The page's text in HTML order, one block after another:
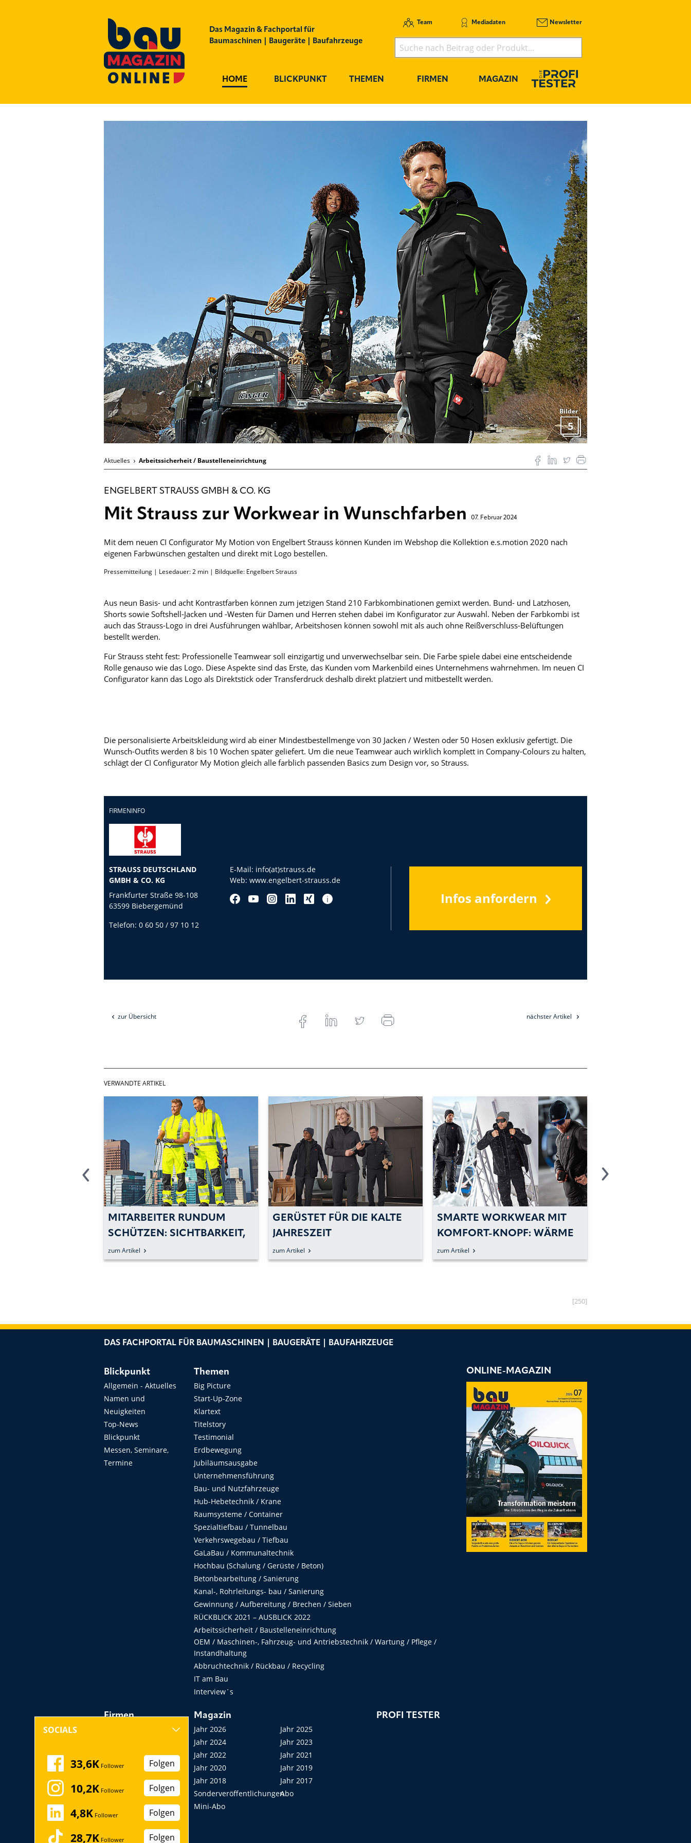
Das Magazin & Fachportal für
Baumaschinen | Baugeräte | Baufahrzeuge
Team Mediadaten Newsletter
HOME BLICKPUNKT THEMEN FIRMEN MAGAZIN
Bilder
5
Aktuelles Arbeitssicherheit / Baustelleneinrichtung
ENGELBERT STRAUSS GMBH & CO. KG
Mit Strauss zur Workwear in Wunschfarben 07. Februar 2024
Mit dem neuen CI Configurator My Motion von Engelbert Strauss können Kunden im Webshop die Kollektion e.s.motion 2020 nach
eigenen Farbwünschen gestalten und direkt mit Logo bestellen.
Pressemitteilung | Lesedauer:2 min | Bildquelle: Engelbert Strauss
Aus neun Basis- und acht Kontrastfarben können zum jetzigen Stand 210 Farbkombinationen gemixt werden. Bund- und Latzhosen,
Shorts sowie Softshell-Jacken und -Westen für Damen und Herren stehen dabei im Konfigurator zur Auswahl. Neben der Farbkombi ist
auch das Strauss-Logo in drei Ausführungen wählbar, Arbeitshosen können sowohl mit als auch ohne Reißverschluss-Belüftungen
bestellt werden.
Für Strauss steht fest: Professionelle Teamwear soll einzigartig und unverwechselbar sein. Die Farbe spiele dabei eine entscheidende
Rolle genauso wie das Logo. Diese Aspekte sind das Erste, das Kunden vom Markenbild eines Unternehmens wahrnehmen. Im neuen CI
Configurator kann das Logo als Direktstick oder Transferdruck deshalb direkt platziert und mitbestellt werden.
Die personalisierte Arbeitskleidung wird ab einer Mindestbestellmenge von 30 Jacken / Westen oder 50 Hosen exklusiv gefertigt. Die
Wunsch-Outfits werden 8 bis 10 Wochen später geliefert. Um die neue Teamwear auch wirklich komplett in Company-Colours zu halten,
schlägt der CI Configurator My Motion gleich alle farblich passenden Basics zum Design vor, so Strauss.
FIRMENINFO
STRAUSS DEUTSCHLAND
GMBH & CO. KG
Frankfurter Straße 98-108
63599 Biebergemünd
Telefon: 0 60 50 / 97 10 12
E-Mail: info(at)strauss.de
Web: www.engelbert-strauss.de
Infos anfordern
zur Übersicht nächster Artikel
VERWANDTE ARTIKEL
MITARBEITER RUNDUM
SCHÜTZEN: SICHTBARKEIT,
HITZE- UND UV-SCHUTZ
VEREINT
zum Artikel
GERÜSTET FÜR DIE KALTE
JAHRESZEIT
zum Artikel
SMARTE WORKWEAR MIT
KOMFORT-KNOPF: WÄRME
AN, KÄLTE AUS
zum Artikel
[250]
DAS FACHPORTAL FÜR BAUMASCHINEN | BAUGERÄTE | BAUFAHRZEUGE
Blickpunkt
Allgemein - Aktuelles
Namen und
Neuigkeiten
Top-News
Blickpunkt
Messen, Seminare,
Termine
Themen
Big Picture
Start-Up-Zone
Klartext
Titelstory
Testimonial
Erdbewegung
Jubiläumsausgabe
Unternehmensführung
Bau- und Nutzfahrzeuge
Hub-Hebetechnik / Krane
Raumsysteme / Container
Spezialtiefbau / Tunnelbau
Verkehrswegebau / Tiefbau
GaLaBau / Kommunaltechnik
Hochbau (Schalung / Gerüste / Beton)
Betonbearbeitung / Sanierung
Kanal-, Rohrleitungs- bau / Sanierung
Gewinnung / Aufbereitung / Brechen / Sieben
RÜCKBLICK 2021 – AUSBLICK 2022
Arbeitssicherheit / Baustelleneinrichtung
OEM / Maschinen-, Fahrzeug- und Antriebstechnik / Wartung / Pflege /
Instandhaltung
Abbruchtechnik / Rückbau / Recycling
IT am Bau
Interview´s
Firmen
Messen, Seminare,
Kongresse
Startup
Magazin
Jahr 2026
Jahr 2025
Jahr 2024
Jahr 2023
Jahr 2022
Jahr 2021
Jahr 2020
Jahr 2019
Jahr 2018
Jahr 2017
SonderveröffentlichungenAbo
Mini-Abo
PROFI TESTER
ONLINE-MAGAZIN
SOCIALS
33,6K Follower Folgen
10,2K Follower Folgen
4,8K Follower Folgen
28,7K Follower Folgen